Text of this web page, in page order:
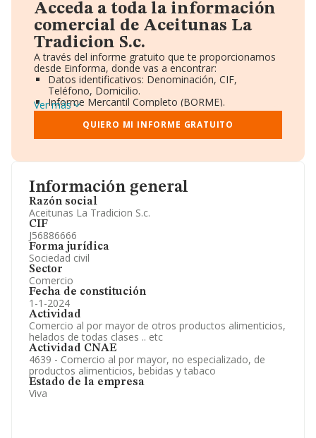
Información general
Razón social
Aceitunas La Tradicion S.c.
CIF
J56886666
Forma jurídica
Sociedad civil
Sector
Comercio
Fecha de constitución
1-1-2024
Actividad
Comercio al por mayor de otros productos alimenticios,
helados de todas clases .. etc
Actividad CNAE
4639 - Comercio al por mayor, no especializado, de
productos alimenticios, bebidas y tabaco
Estado de la empresa
Viva
Acceda a toda la información
comercial de Aceitunas La
Tradicion S.c.
A través del informe gratuito que te proporcionamos
desde Einforma, donde vas a encontrar:
Datos identificativos: Denominación, CIF,
Teléfono, Domicilio.
Informe Mercantil Completo (BORME).
Gráficos de Evolución Ventas y Empleados.
Consejo de Administración y Administradores.
Directivos y Ejecutivos.
Información oficial y registral complementaria.
Ver más
QUIERO MI INFORME GRATUITO